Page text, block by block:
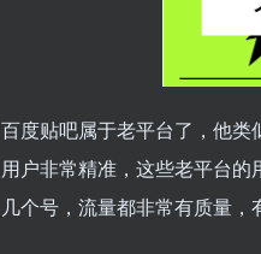
百度贴吧属于老平台了，他
用户非常精准，这些老平台
几个号，流量都非常有质量，